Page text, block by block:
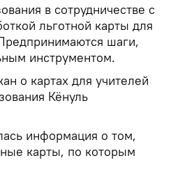
в сотрудничестве с
льготной карты для
шаги,
инструментом.
о картах для учителей
Кёнуль
информация о том,
карты, по которым